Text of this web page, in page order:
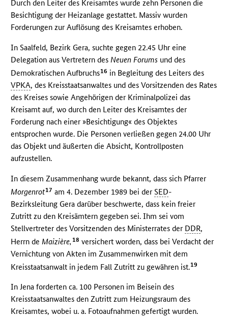
Durch den Leiter des Kreisamtes wurde zehn Personen die
Besichtigung der Heizanlage gestattet. Massiv wurden
Forderungen zur Auflösung des Kreisamtes erhoben.
In Saalfeld, Bezirk Gera, suchte gegen 22.45 Uhr eine
Delegation aus Vertretern desNeuen Forums und des
Demokratischen Aufbruchs16 in Begleitung des Leiters des
VPKA, des Kreisstaatsanwaltes und des Vorsitzenden des Rates
des Kreises sowie Angehörigen der Kriminalpolizei das
Kreisamt auf, wo durch den Leiter des Kreisamtes der
Forderung nach einer »Besichtigung« des Objektes
entsprochen wurde. Die Personen verließen gegen 24.00 Uhr
das Objekt und äußerten die Absicht, Kontrollposten
aufzustellen.
In diesem Zusammenhang wurde bekannt, dass sich Pfarrer
Morgenrot17 am 4. Dezember 1989 bei derSED-
Bezirksleitung Gera darüber beschwerte, dass kein freier
Zutritt zu den Kreisämtern gegeben sei. Ihm sei vom
Stellvertreter des Vorsitzenden des Ministerrates der DDR,
Herrn de Maizière, 18 versichert worden, dass bei Verdacht der
Vernichtung von Akten im Zusammenwirken mit dem
Kreisstaatsanwalt in jedem Fall Zutritt zu gewähren ist.19
In Jena forderten ca. 100 Personen im Beisein des
Kreisstaatsanwaltes den Zutritt zum Heizungsraum des
Kreisamtes, wobei u. a. Fotoaufnahmen gefertigt wurden.